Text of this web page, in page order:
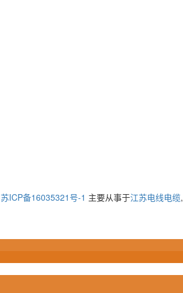
苏ICP备16035321号-1 主要从事于江苏电线电缆,